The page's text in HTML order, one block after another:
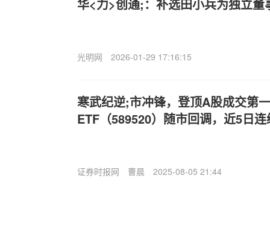
华<力>创通;：补选田小兵为独立董
光明网 2026-01-29 17:16:15
寒武纪逆;市冲锋，登顶A股成交第
ETF（589520）随市回调，近5日
证券时报网 曹晨 2025-08-05 21:44